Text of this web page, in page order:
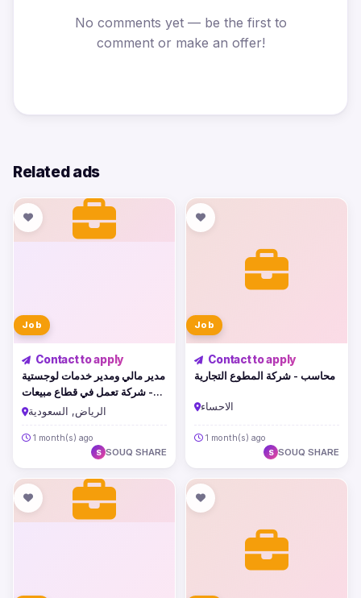
No comments yet — be the first to
comment or make an offer!
Related ads
Job
Contact to apply
مدير مالي ومدير خدمات لوجستية
- شركة تعمل في قطاع مبيعات
التجزئة والخدمات اللوجستية
الرياض, السعودية
1 month(s) ago
S SOUQ SHARE
Job
Contact to apply
محاسب - شركة المطوع التجارية
الاحساء
1 month(s) ago
S SOUQ SHARE